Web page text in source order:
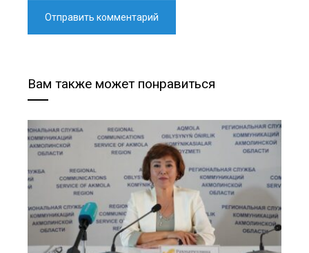
Вам также может понравиться